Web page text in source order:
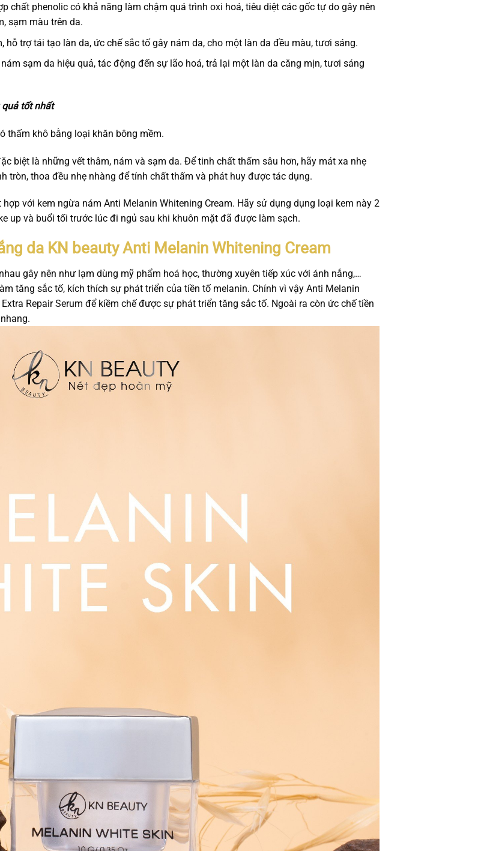
chất phenolic có khả năng làm chậm quá trình oxi hoá, tiêu diệt các gốc tự do gây nên
sạm màu trên da.
trợ tái tạo làn da, ức chế sắc tố gây nám da, cho một làn da đều màu, tươi sáng.
sạm da hiệu quả, tác động đến sự lão hoá, trả lại một làn da căng mịn, tươi sáng
tốt nhất
thấm khô bằng loại khăn bông mềm.
biệt là những vết thâm, nám và sạm da. Để tinh chất thấm sâu hơn, hãy mát xa nhẹ
tròn, thoa đều nhẹ nhàng để tính chất thấm và phát huy được tác dụng.
với kem ngừa nám Anti Melanin Whitening Cream. Hãy sử dụng dụng loại kem này 2
up và buổi tối trước lúc đi ngủ sau khi khuôn mặt đã được làm sạch.
da KN beauty Anti Melanin Whitening Cream
gây nên như lạm dùng mỹ phẩm hoá học, thường xuyên tiếp xúc với ánh nắng,…
tăng sắc tố, kích thích sự phát triển của tiền tố melanin. Chính vì vậy Anti Melanin
Repair Serum để kiềm chế được sự phát triển tăng sắc tố. Ngoài ra còn ức chế tiền